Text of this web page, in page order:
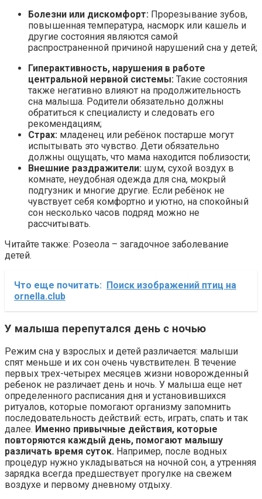
Болезни или дискомфорт: Прорезывание зубов,
повышенная температура, насморк или кашель и
другие состояния являются самой
распространенной причиной нарушений сна у детей;
Гиперактивность, нарушения в работе
центральной нервной системы: Такие состояния
также негативно влияют на продолжительность
сна малыша. Родители обязательно должны
обратиться к специалисту и следовать его
рекомендациям;
Страх: младенец или ребёнок постарше могут
испытывать это чувство. Дети обязательно
должны ощущать, что мама находится поблизости;
Внешние раздражители: шум, сухой воздух в
комнате, неудобная одежда для сна, мокрый
подгузник и многие другие. Если ребёнок не
чувствует себя комфортно и уютно, на спокойный
сон несколько часов подряд можно не
рассчитывать.
Читайте также: Розеола – загадочное заболевание
детей.
Что еще почитать: Поиск изображений птиц на
ornella.club
У малыша перепутался день с ночью
Режим сна у взрослых и детей различается: малыши
спят меньше и их сон очень чувствителен. В течение
первых трех-четырех месяцев жизни новорожденный
ребенок не различает день и ночь. У малыша еще нет
определенного расписания дня и установившихся
ритуалов, которые помогают организму запомнить
последовательность действий: есть, играть, спать и так
далее. Именно привычные действия, которые
повторяются каждый день, помогают малышу
различать время суток. Например, после водных
процедур нужно укладываться на ночной сон, а утренняя
зарядка всегда предшествует прогулке на свежем
воздухе и первому дневному отдыху.